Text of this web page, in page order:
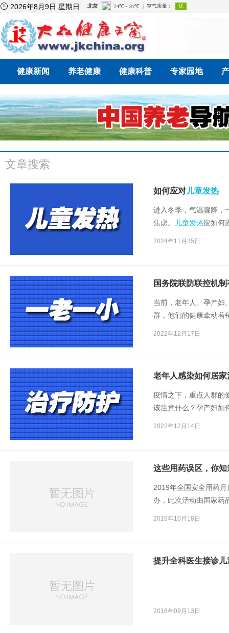
 2026年8月9日 星期日
健康新闻 养老健康 健康科普 专家园地
文章搜索
如何应对儿童发热
进入冬季，气温骤降，
焦虑。
儿童发热应如何
2024年11月25日
国务院联防联控机
当前，老年人、孕产妇
群，他们的健康牵动着
2022年12月17日
老年人感染如何居
疫情之下，重点人群的
该注意什么？孕产妇如
2022年12月14日
这些用药误区，你知
2019年全国安全用药
办，此次活动由国家药
2019年10月18日
提升全科医生接诊
2018年09月13日